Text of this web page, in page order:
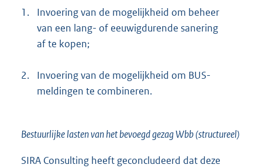
1.
Invoering van de mogelijkheid om beheer
van een lang- of eeuwigdurende sanering
af te kopen;
2.
Invoering van de mogelijkheid om BUS-
meldingen te combineren.
Bestuurlijke lasten van het bevoegd gezag Wbb (structureel)
SIRA Consulting heeft geconcludeerd dat deze